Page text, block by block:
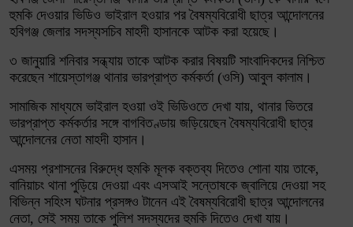
হুমকি দেওয়ার ভিডিও ভাইরাল হওয়ার পর বৈষম্যবিরোধী ছাত্র আন্দোলনের
হবিগঞ্জ জেলার সদস্যসচিব মাহদী হাসানকে আটক করা হয়েছে।
৩ জানুয়ারি শনিবার সন্ধ্যায় তাকে আটক করার বিষয়টি সাংবাদিকদের নিশ্চিত
করেছেন শায়েস্তাগঞ্জ থানার ভারপ্রাপ্ত কর্মকর্তা (ওসি) আবুল কালাম।
সামাজিক মাধ্যমে ভাইরাল হওয়া ওই ভিডিওতে দেখা যায়, থানার ভিতরে
ভারপ্রাপ্ত কর্মকর্তার সঙ্গে বাগবিতণ্ডায় জড়িয়েছেন বৈষম্যবিরোধী ছাত্র
আন্দোলনের নেতা মাহদী হাসান।
এসময় প্রশাসনের বিরুদ্ধে হুমকি মূলক বক্তব্য দিতেও শোনা যায় তাকে,
বানিয়াচং থানা পুড়িয়ে দেওয়া এবং এসআই সন্তোষকে জ্বালিয়ে দেওয়া সহ
বিভিন্ন সহিংস ঘটনার প্রসঙ্গও টানেন এই বৈষম্যবিরোধী ছাত্র আন্দোলনের
নেতা, সেই সময় তাকে পুলিশ সদস্যদের হুমকি দিতেও দেখা যায়।